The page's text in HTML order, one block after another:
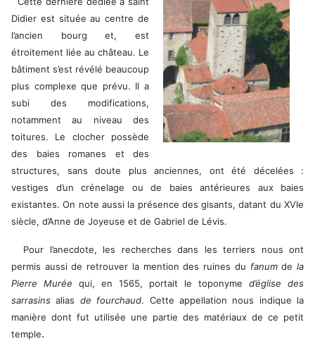
Didier est située au centre de
l’ancien bourg et, est
étroitement liée au château. Le
bâtiment s’est révélé beaucoup
plus complexe que prévu. Il a
subi des modifications,
notamment au niveau des
toitures. Le clocher possède
des baies romanes et des
structures, sans doute plus anciennes, ont été décelées :
vestiges d’un crénelage ou de baies antérieures aux baies
existantes. On note aussi la présence des gisants, datant du XVIe
siècle, d’Anne de Joyeuse et de Gabriel de Lévis.
Pour l’anecdote, les recherches dans les terriers nous ont
permis aussi de retrouver la mention des ruines du fanumdela
Pierre Murée qui, en 1565, portait le toponyme d’église des
sarrasins alias de fourchaud. Cette appellation nous indique la
manière dont fut utilisée une partie des matériaux de ce petit
temple.